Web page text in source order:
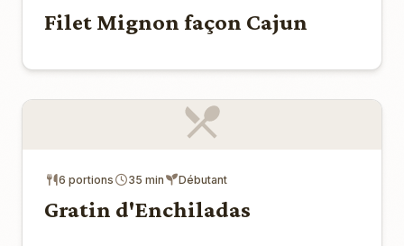
Filet Mignon façon Cajun
6 portions 35 min Débutant
Gratin d'Enchiladas